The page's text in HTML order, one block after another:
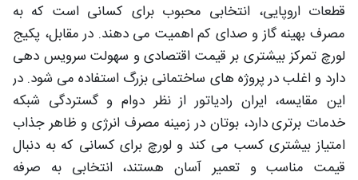
قطعات اروپایی، انتخابی محبوب برای کسانی است که به
مصرف بهینه گاز و صدای کم اهمیت می دهند. در مقابل، پکیج
لورچ تمرکز بیشتری بر قیمت اقتصادی و سهولت سرویس دهی
دارد و اغلب در پروژه های ساختمانی بزرگ استفاده می شود. در
این مقایسه، ایران رادیاتور از نظر دوام و گستردگی شبکه
خدمات برتری دارد، بوتان در زمینه مصرف انرژی و ظاهر جذاب
امتیاز بیشتری کسب می کند و لورچ برای کسانی که به دنبال
قیمت مناسب و تعمیر آسان هستند، انتخابی به صرفه